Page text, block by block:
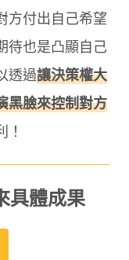
方付出自己希望
待也是凸顯自己
透過讓決策權大
黑臉來控制對方
！
具體成果